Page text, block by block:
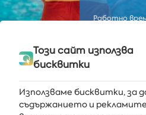
Работно
Този сайт използва
бисквитки
Използваме бисквитки, за
съдържанието и